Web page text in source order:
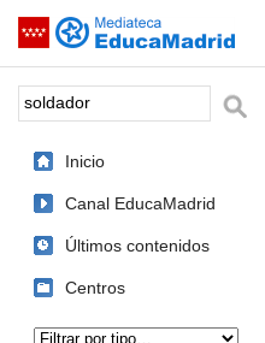
Saltar navegación
Palabra o frase:
Inicio
Canal EducaMadrid
Últimos contenidos
Centros